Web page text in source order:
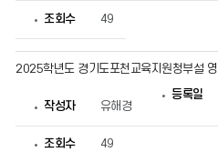
조회수 49
작성자 유해경
등록일
조회수 49